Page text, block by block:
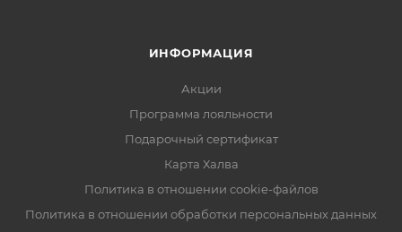
ИНФОРМАЦИЯ
Акции
Программа лояльности
Подарочный сертификат
Карта Халва
Политика в отношении cookie-файлов
Политика в отношении обработки персональных данных